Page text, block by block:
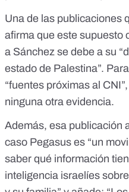
Una de las publicaciones
afirma que este supuesto
a Sánchez se debe a su
estado de Palestina”.
“fuentes próximas al
ninguna otra evidencia.
Además, esa publicación
caso Pegasus es “un
saber qué información
inteligencia israelíes